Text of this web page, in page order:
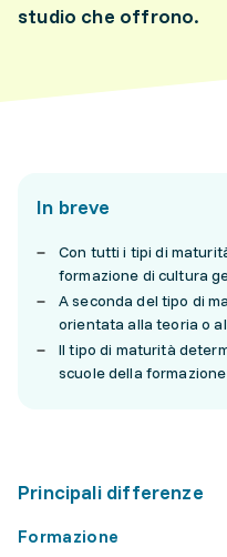
studio che offrono.
In breve
Con tutti i tipi di
formazione di cultura
A seconda del tipo di
orientata alla teoria o
Il tipo di maturità
scuole della
Principali differenze
Formazione